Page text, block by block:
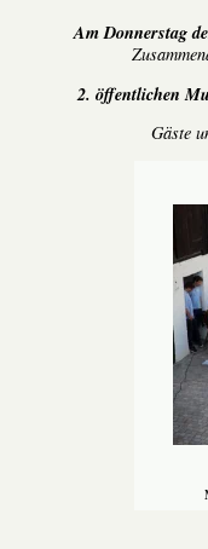
Am Donnerstag
2. öffentlichen
Gäste